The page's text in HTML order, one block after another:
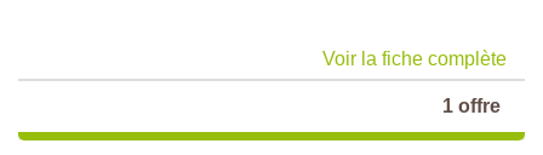
Voir la fiche complète
1 offre